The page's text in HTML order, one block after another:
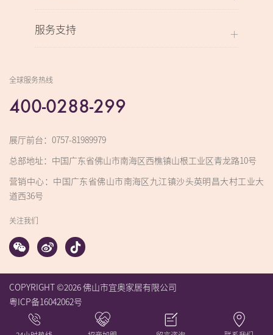
服务支持
全球服务热线
400-0288-299
展厅前台：0757-81989979
总部地址：中国广东省佛山市南海区西樵镇山根工业区青龙路10号
营销中心：中国广东省佛山市南海区九江镇沙头英明昌大村工业大
道西36号
关注我们
COPYRIGHT ©2026 佛山市宜奥家居有限公司
粤ICP备16042062号
乳胶床垫
床垫品牌 床垫一线品牌床垫十大名牌
十大床
垫排行床垫哪个品牌好床垫怎么选